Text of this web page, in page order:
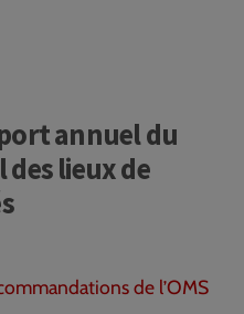
annuel du
lieux de